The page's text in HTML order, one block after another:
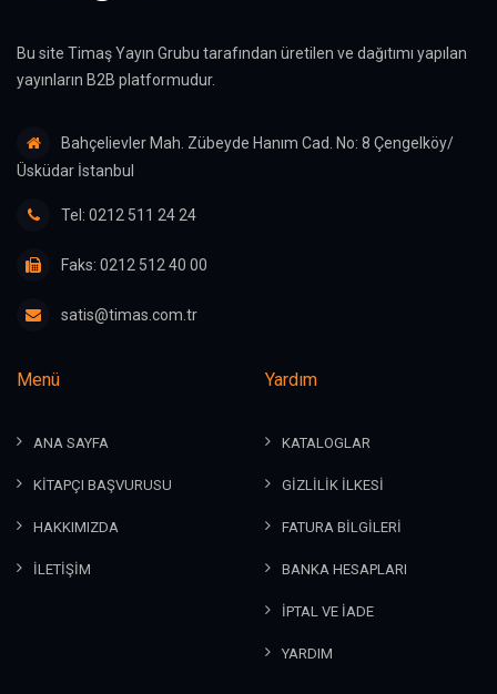
Bu site Timaş Yayın Grubu tarafından üretilen ve dağıtımı yapılan
yayınların B2B platformudur.
Bahçelievler Mah. Zübeyde Hanım Cad. No: 8 Çengelköy/
Üsküdar İstanbul
Tel: 0212 511 24 24
Faks: 0212 512 40 00
satis@timas.com.tr
Menü
ANA SAYFA
KİTAPÇI BAŞVURUSU
HAKKIMIZDA
İLETİŞİM
Yardım
KATALOGLAR
GİZLİLİK İLKESİ
FATURA BİLGİLERİ
BANKA HESAPLARI
İPTAL VE İADE
YARDIM